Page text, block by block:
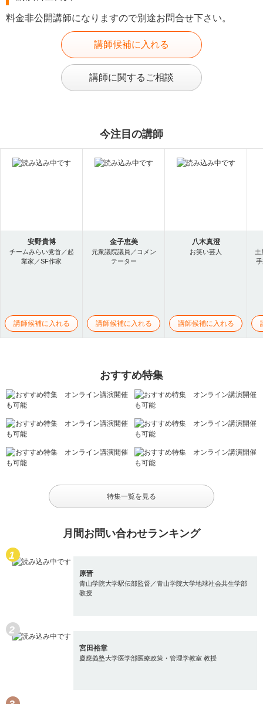
料金非公開講師になりますので別途お問合せ下さい。
講師候補に入れる
講師に関するご相談
今注目の講師
安野貴博
チームみらい党首／起
業家／SF作家
講師候補に入れる
金子恵美
元衆議院議員／コメン
テーター
講師候補に入れる
八木真澄
お笑い芸人
講師候補に入れる
土
おすすめ特集
特集一覧を見る
月間お問い合わせランキング
原晋
青山学院大学駅伝部監督／青山学院大学地球社会共生学部
教授
宮田裕章
慶應義塾大学医学部医療政策・管理学教室 教授